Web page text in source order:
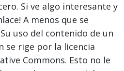
Si ve algo interesante y
A menos que se
uso del contenido de un
se rige por la licencia
Commons. Esto no le